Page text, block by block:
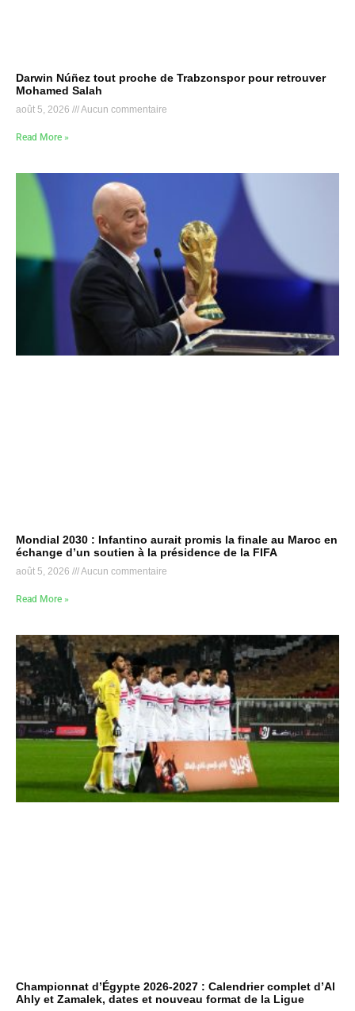
Darwin Núñez tout proche de Trabzonspor pour retrouver
Mohamed Salah
août 5, 2026 Aucun commentaire
Read More »
Mondial 2030 : Infantino aurait promis la finale au Maroc en
échange d’un soutien à la présidence de la FIFA
août 5, 2026 Aucun commentaire
Read More »
Championnat d’Égypte 2026-2027 : Calendrier complet d’Al
Ahly et Zamalek, dates et nouveau format de la Ligue